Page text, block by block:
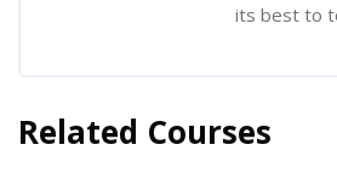
its best to
Skip [Cocoon] Related courses
Related Courses